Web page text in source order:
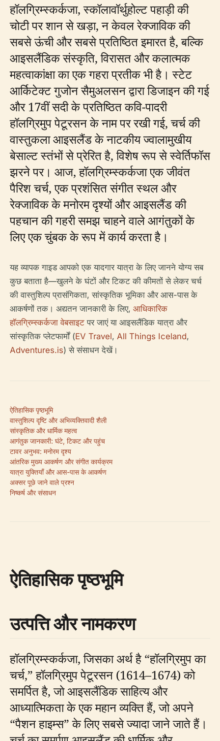
हॉलग्रिम्स्कर्कजा, स्कॉलावॉर्थुहोल्ट पहाड़ी की
चोटी पर शान से खड़ा, न केवल रेक्जाविक की
सबसे ऊंची और सबसे प्रतिष्ठित इमारत है, बल्कि
आइसलैंडिक संस्कृति, विरासत और कलात्मक
महत्वाकांक्षा का एक गहरा प्रतीक भी है। स्टेट
आर्किटेक्ट गुजोन सैमुअलसन द्वारा डिजाइन की गई
और 17वीं सदी के प्रतिष्ठित कवि-पादरी
हॉलग्रिमुप पेटूरसन के नाम पर रखी गई, चर्च की
वास्तुकला आइसलैंड के नाटकीय ज्वालामुखीय
बेसाल्ट स्तंभों से प्रेरित है, विशेष रूप से स्वेर्तिफॉस
झरने पर। आज, हॉलग्रिम्स्कर्कजा एक जीवंत
पैरिश चर्च, एक प्रशंसित संगीत स्थल और
रेक्जाविक के मनोरम दृश्यों और आइसलैंड की
पहचान की गहरी समझ चाहने वाले आगंतुकों के
लिए एक चुंबक के रूप में कार्य करता है।
यह व्यापक गाइड आपको एक यादगार यात्रा के लिए जानने योग्य सब
कुछ बताता है—खुलने के घंटों और टिकट की कीमतों से लेकर चर्च
की वास्तुशिल्प प्रासंगिकता, सांस्कृतिक भूमिका और आस-पास के
आकर्षणों तक। अद्यतन जानकारी के लिए, आधिकारिक
हॉलग्रिम्स्कर्कजा वेबसाइट पर जाएं या आइसलैंडिक यात्रा और
सांस्कृतिक प्लेटफार्मों (EV Travel, All Things Iceland,
Adventures.is) से संसाधन देखें।
ऐतिहासिक पृष्ठभूमि
वास्तुशिल्प दृष्टि और अभिव्यक्तिवादी शैली
सांस्कृतिक और धार्मिक महत्व
आगंतुक जानकारी: घंटे, टिकट और पहुंच
टावर अनुभव: मनोरम दृश्य
आंतरिक मुख्य आकर्षण और संगीत कार्यक्रम
यात्रा युक्तियाँ और आस-पास के आकर्षण
अक्सर पूछे जाने वाले प्रश्न
निष्कर्ष और संसाधन
ऐतिहासिक पृष्ठभूमि
उत्पत्ति और नामकरण
हॉलग्रिम्स्कर्कजा, जिसका अर्थ है “हॉलग्रिमुप का
चर्च,” हॉलग्रिमुप पेटूरसन (1614–1674) को
समर्पित है, जो आइसलैंडिक साहित्य और
आध्यात्मिकता के एक महान व्यक्ति हैं, जो अपने
“पैशन हाइम्स” के लिए सबसे ज्यादा जाने जाते हैं।